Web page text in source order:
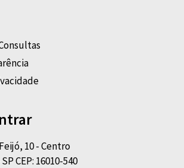
10 - Centro
CEP: 16010-540